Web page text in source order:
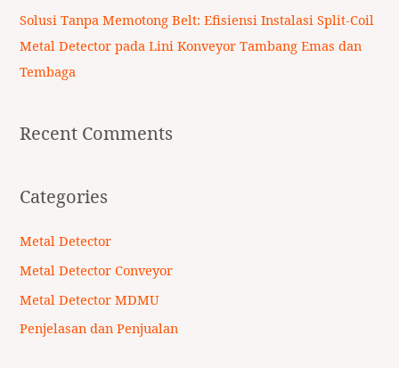
Solusi Tanpa Memotong Belt: Efisiensi Instalasi Split-Coil
Metal Detector pada Lini Konveyor Tambang Emas dan
Tembaga
Recent Comments
Categories
Metal Detector
Metal Detector Conveyor
Metal Detector MDMU
Penjelasan dan Penjualan